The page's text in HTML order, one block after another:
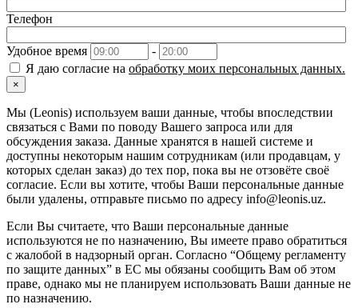
Телефон
Удобное время
-
Я даю согласие на обработку моих персональных данных.
×
Мы (Leonis) используем ваши данные, чтобы впоследствии
связаться с Вами по поводу Вашего запроса или для
обсуждения заказа. Данные хранятся в нашей системе и
доступны некоторым нашим сотрудникам (или продавцам, у
которых сделан заказ) до тех пор, пока вы не отзовёте своё
согласие. Если вы хотите, чтобы Ваши персональные данные
были удалены, отправьте письмо по адресу info@leonis.uz.
Если Вы считаете, что Ваши персональные данные
используются не по назначению, Вы имеете право обратиться
с жалобой в надзорный орган. Согласно “Общему регламенту
по защите данных” в ЕС мы обязаны сообщить Вам об этом
праве, однако мы не планируем использовать Ваши данные не
по назначению.